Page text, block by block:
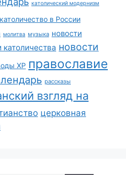
католический модернизм
католичество в России
молитва музыка новости
католичества новости
ХР православие
рассказы
взгляд на
церковная